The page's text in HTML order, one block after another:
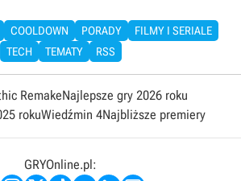
COOLDOWN PORADY
FILMY I SERIALE
TECH
TEMATY RSS
RemakeNajlepsze gry 2026 roku
rokuWiedźmin 4Najbliższe premiery
GRYOnline.pl: